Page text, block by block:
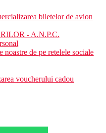
biletelor de avion
- A.N.P.C.
de pe retelele sociale
voucherului cadou